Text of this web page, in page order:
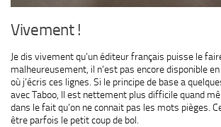
Vivement !
Je dis vivement qu’un éditeur français puisse le
malheureusement, il n’est pas encore disponible
où j’écris ces lignes. Si le principe de base a
avec Taboo, Il est nettement plus difficile quand
dans le fait qu’on ne connait pas les mots pièges.
être parfois le petit coup de bol.